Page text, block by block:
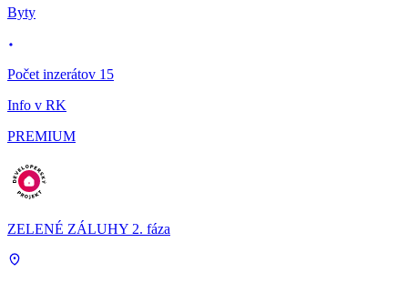
Byty
Počet inzerátov 15
Info v RK
PREMIUM
ZELENÉ ZÁLUHY 2. fáza